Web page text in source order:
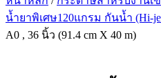
น้ำยาพิเศษ120แกรม กันน้ำ (Hi-
A0 , 36 นิ้ว (91.4 cm X 40 m)